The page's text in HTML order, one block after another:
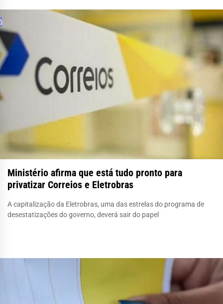
Ministério afirma que está tudo pronto para
privatizar Correios e Eletrobras
A capitalização da Eletrobras, uma das estrelas do programa de
desestatizações do governo, deverá sair do papel